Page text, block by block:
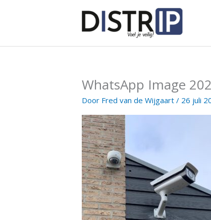
WhatsApp Image
Door Fred van de Wijgaart / 26 juli